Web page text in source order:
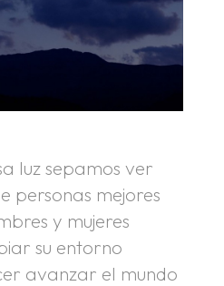
luz sepamos ver
personas mejores
y mujeres
su entorno
avanzar el mundo